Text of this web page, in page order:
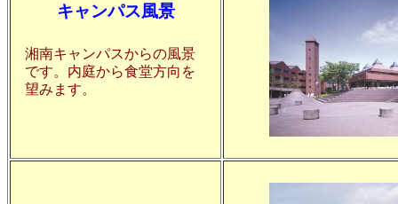
キャンパス風景
湘南キャンパスからの風景
です。内庭から食堂方向を
望みます。